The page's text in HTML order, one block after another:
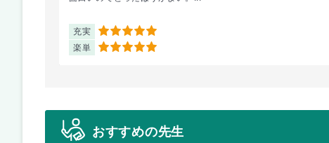
充実 5
楽単 5
おすすめの先生